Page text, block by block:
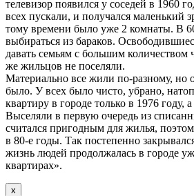
телевизор появился у соседей в 1960
всех пускали, и получался маленький
тому времени было уже 2 комнаты. В
выбираться из бараков.
давать семьям с большим количеством
же жильцов не поселяли.
Материально все жили по-разному, но
было. У всех было чисто, убрано,
квартиру в городе только в 1976 году,
Выселяли в первую очередь из
считался пригодным для жилья,
в 80-е годы. Так постепенно
жизнь людей продолжалась в городе
квартирах».
х